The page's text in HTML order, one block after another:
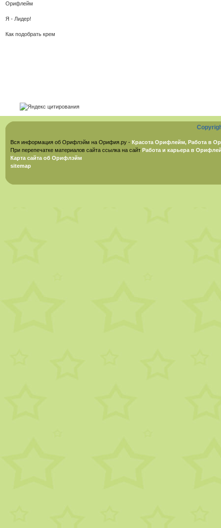
Орифлейм
Я - Лидер!
Как подобрать крем
Вся информация об Орифлэйм на Орифия.ру - Красота Орифлейм, Работа в
При перепечатке материалов сайта ссылка на сайт Работа и карьера в
Карта сайта об Орифлэйм
sitemap